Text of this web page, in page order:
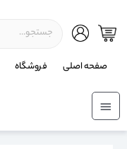
صفحه اصلی فروشگاه